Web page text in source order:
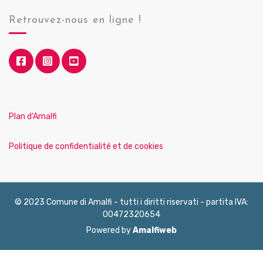
Retrouvez-nous en ligne !
Plan d’Amalfi
Politique de confidentialité et de cookies
© 2023 Comune di Amalfi - tutti i diritti riservati - partita IVA:
00472320654
Powered byAmalfiweb